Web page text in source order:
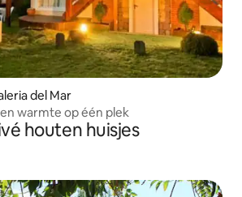
del Mar
warmte op één plek
houten huisjes